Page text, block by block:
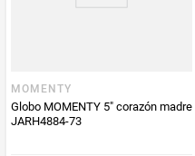
MOMENTY
Globo MOMENTY 5" corazón madre
JARH4884-73